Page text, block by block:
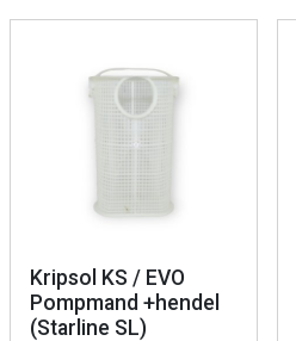
Kripsol KS / EVO
Pompmand +hendel
(Starline SL)